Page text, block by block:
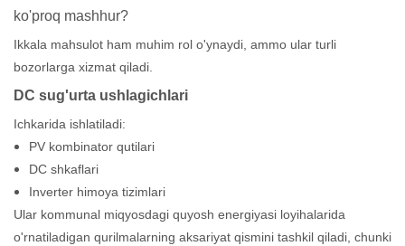
ko'proq mashhur?
Ikkala mahsulot ham muhim rol o'ynaydi, ammo ular turli
bozorlarga xizmat qiladi.
DC sug'urta ushlagichlari
Ichkarida ishlatiladi:
PV kombinator qutilari
DC shkaflari
Inverter himoya tizimlari
Ular kommunal miqyosdagi quyosh energiyasi loyihalarida
o'rnatiladigan qurilmalarning aksariyat qismini tashkil qiladi, chunki